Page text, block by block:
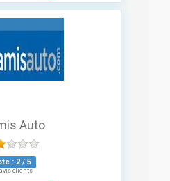
Auto
: 2 / 5
clients